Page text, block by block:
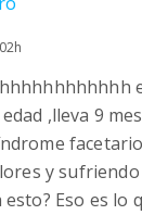
,lleva 9
y
Eso es lo